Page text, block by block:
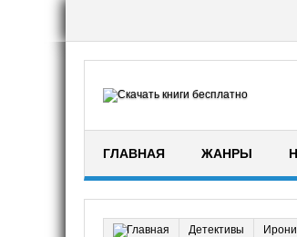
ГЛАВНАЯ ЖАНРЫ
Главная Детективы